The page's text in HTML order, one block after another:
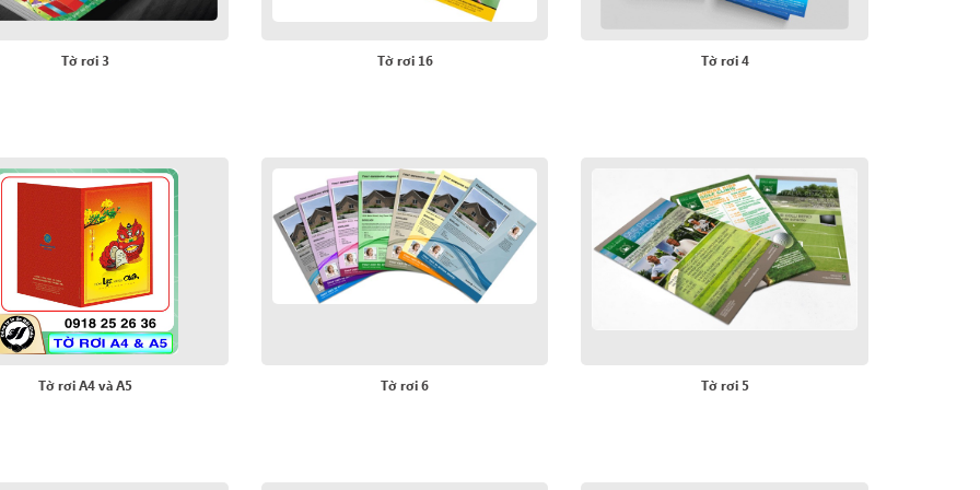
Tờ rơi 3 Tờ rơi 16 Tờ rơi 4
Tờ rơi A4 và A5 Tờ rơi 6 Tờ rơi 5